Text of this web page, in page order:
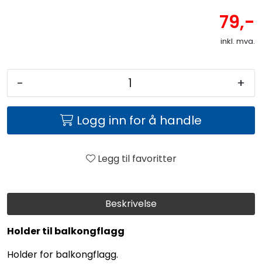
Beskrivelse
Holder til balkongflagg
Holder for balkongflagg.
79,-
inkl. mva.
- +
Logg inn for å handle
Legg til favoritter